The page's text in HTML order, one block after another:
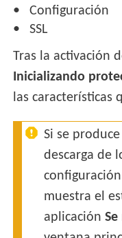
Configuración
SSL
Tras la activación
Inicializando
las características
Si se
descarga de
muestra el
aplicación